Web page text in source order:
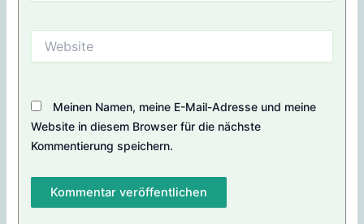
Meinen Namen, meine E-Mail-Adresse und meine
Website in diesem Browser für die nächste
Kommentierung speichern.